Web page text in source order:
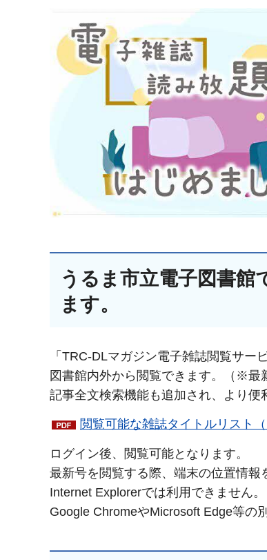
うるま市立電子図書館
ます。
「TRC-DLマガジン電子雑誌閲覧サ
図書館内外から閲覧できます。（※最
記事全文検索機能も追加され、より
閲覧可能な雑誌タイトルリスト（
ログイン後、閲覧可能となります。
最新号を閲覧する際、端末の位置情報
Internet Explorerでは利用できません。
Google ChromeやMicrosoft Edge等の